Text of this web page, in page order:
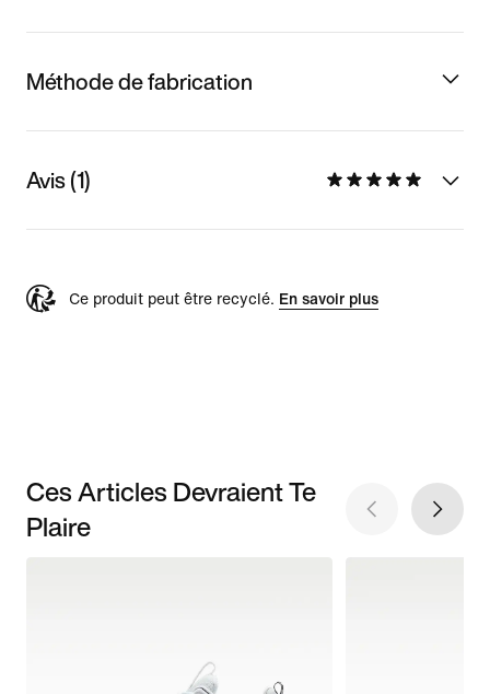
Méthode de fabrication
Avis (1)
Ce produit peut être recyclé. En savoir plus
Ces Articles Devraient Te
Plaire